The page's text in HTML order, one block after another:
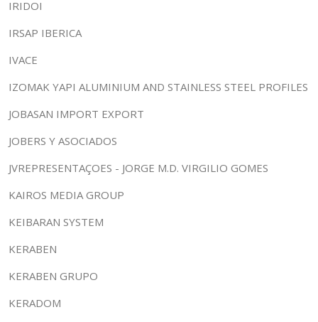
IRIDOI
IRSAP IBERICA
IVACE
IZOMAK YAPI ALUMINIUM AND STAINLESS STEEL PROFILES
JOBASAN IMPORT EXPORT
JOBERS Y ASOCIADOS
JVREPRESENTAÇOES - JORGE M.D. VIRGILIO GOMES
KAIROS MEDIA GROUP
KEIBARAN SYSTEM
KERABEN
KERABEN GRUPO
KERADOM